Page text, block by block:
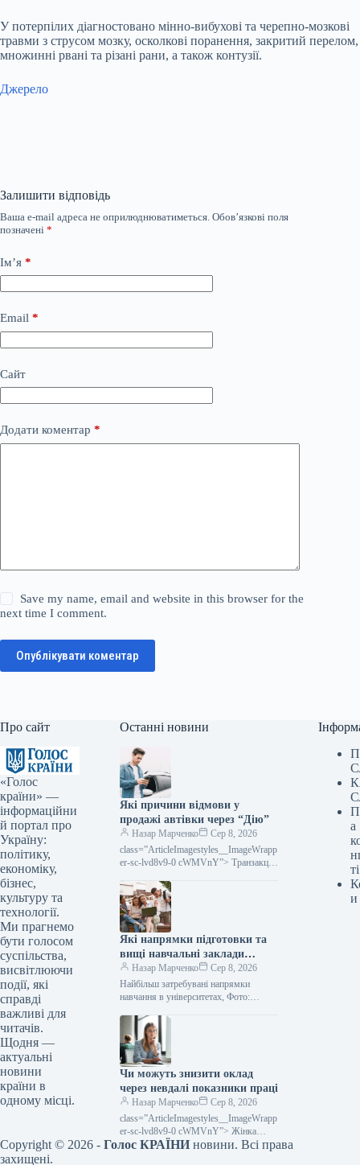
У потерпілих діагностовано мінно-вибухові та черепно-мозкові
травми з струсом мозку, осколкові поранення, закритий перелом,
множинні рвані та різані рани, а також контузії.
Джерело
Залишити відповідь
Ваша e-mail адреса не оприлюднюватиметься. Обов’язкові поля
позначені *
Ім’я *
Email *
Сайт
Додати коментар *
Save my name, email and website in this browser for the
next time I comment.
Опублікувати коментар
Про сайт
«Голос
країни» —
інформаційни
й портал про
Україну:
політику,
економіку,
бізнес,
культуру та
технології.
Ми прагнемо
бути голосом
суспільства,
висвітлюючи
події, які
справді
важливі для
читачів.
Щодня —
актуальні
новини
країни в
одному місці.
Останні новини
Які причини відмови у
продажі автівки через “Дію”
Назар Марченко
Сер 8, 2026
class=”ArticleImagestyles__ImageWrapp
er-sc-lvd8v9-0 cWMVnY”> Транзакції
застосунок «Дія» можуть бути
відхилені: що робити та куди
звертатися, Фото: magnificМожливість
продати…
Які напрямки підготовки та
вищі навчальні заклади
обирають абітурієнти у 2026
році
Назар Марченко
Сер 8, 2026
Найбільш затребувані напрямки
навчання в університетах, Фото:
привабливість менеджменту,
психології та філології, поточна
вступна кампанія виявила й…
Чи можуть знизити оклад
через невдалі показники праці
Назар Марченко
Сер 8, 2026
class=”ArticleImagestyles__ImageWrapp
er-sc-lvd8v9-0 cWMVnY”> Жінка
працює за компʼютером, Фото:
а
ті
и
Copyright © 2026 - Голос КРАЇНИ новини. Всі права
захищені.